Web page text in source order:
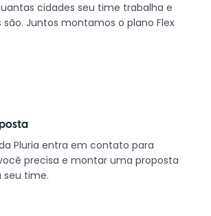
cidades seu time trabalha e
são. Juntos montamos o plano Flex
Pluria entra em contato para
precisa e montar uma proposta
seu time.